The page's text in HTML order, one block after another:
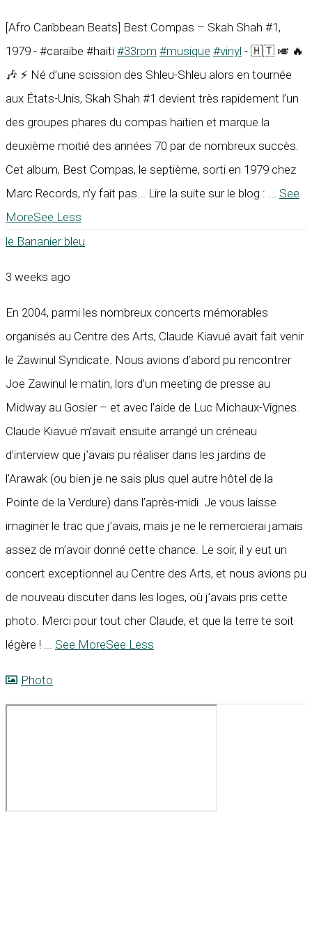
[Afro Caribbean Beats] Best Compas – Skah Shah #1,
1979 - #caraïbe #haïti #33rpm #musique #vinyl - 🇭🇹 🎺 🔥
🎶 ⚡ Né d’une scission des Shleu-Shleu alors en tournée
aux États-Unis, Skah Shah #1 devient très rapidement l’un
des groupes phares du compas haïtien et marque la
deuxième moitié des années 70 par de nombreux succès.
Cet album, Best Compas, le septième, sorti en 1979 chez
Marc Records, n’y fait pas... Lire la suite sur le blog : ... See
MoreSee Less
le Bananier bleu
3 weeks ago
En 2004, parmi les nombreux concerts mémorables
organisés au Centre des Arts, Claude Kiavué avait fait venir
le Zawinul Syndicate. Nous avions d’abord pu rencontrer
Joe Zawinul le matin, lors d’un meeting de presse au
Midway au Gosier – et avec l’aide de Luc Michaux-Vignes.
Claude Kiavué m’avait ensuite arrangé un créneau
d’interview que j’avais pu réaliser dans les jardins de
l’Arawak (ou bien je ne sais plus quel autre hôtel de la
Pointe de la Verdure) dans l’après-midi. Je vous laisse
imaginer le trac que j’avais, mais je ne le remercierai jamais
assez de m’avoir donné cette chance. Le soir, il y eut un
concert exceptionnel au Centre des Arts, et nous avions pu
de nouveau discuter dans les loges, où j’avais pris cette
photo. Merci pour tout cher Claude, et que la terre te soit
légère ! ... See MoreSee Less
Photo